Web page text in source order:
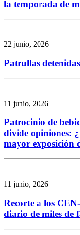
la temporada de
22 junio, 2026
Patrullas
11 junio, 2026
Patrocinio de
divide opiniones:
mayor exposición
11 junio, 2026
Recorte a los
diario de miles de